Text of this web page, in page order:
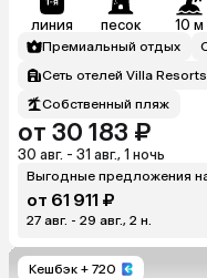
линия песок 10 м
Премиальный отдых
Сеть отелей Villa Resorts
Собственный пляж
от 30 183 ₽
30 авг. - 31 авг., 1 ночь
Выгодные предложения
от 61 911 ₽
27 авг. - 29 авг., 2 н.
Кешбэк + 720